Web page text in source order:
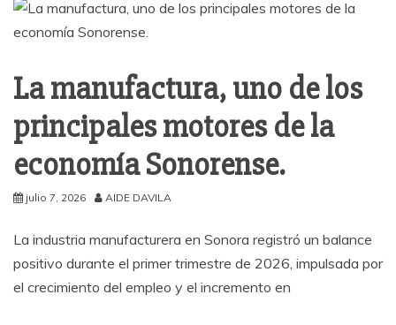
La manufactura, uno de los
principales motores de la
economía Sonorense.
julio 7, 2026 AIDE DAVILA
La industria manufacturera en Sonora registró un balance
positivo durante el primer trimestre de 2026, impulsada por
el crecimiento del empleo y el incremento en